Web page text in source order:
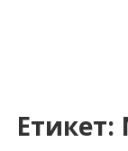
Етикет: